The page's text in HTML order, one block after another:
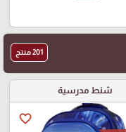
201 منتج
شنط مدرسية
favorite_border